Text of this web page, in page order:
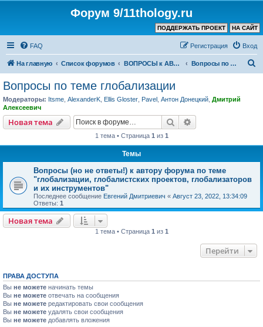
Форум 9/11thology.ru
НА САЙТ
ПОДДЕРЖАТЬ ПРОЕКТ
FAQ Вход
Регистрация
На главную Список форумов ВОПРОСЫ к АВТОРУ КАНАЛА и ХОЗЯИНУ ФОРУМА Вопросы по теме глобализации
Вопросы по теме глобализации
Модераторы: Itsme AlexanderK Ellis Gloster Pavel Антон Донецкий Дмитрий
Алексеевич
Новая тема Поиск
1 тема • Страница 1 из 1
Темы
Вопросы (но не ответы!) к автору форума по теме
"глобализации, глобалистских проектов, глобализаторов
и их инструментов"
Последнее сообщение Евгений Дмитриевич « Август 23, 2022, 13:34:09
Ответы: 1
Новая тема
1 тема • Страница 1 из 1
Перейти
ПРАВА ДОСТУПА
Вы не можете начинать темы
Вы не можете отвечать на сообщения
Вы не можете редактировать свои сообщения
Вы не можете удалять свои сообщения
Вы не можете добавлять вложения